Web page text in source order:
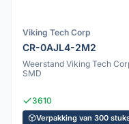
Viking Tech Corp
CR-0AJL4-2M2
Weerstand Viking Tech
SMD
3610
Verpakking van 300